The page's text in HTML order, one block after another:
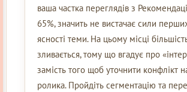
ваша частка переглядів з
65%, значить не вистачає сили
ясності теми. На цьому місці
зливається, тому що вгадує про
замість того щоб уточнити конфлікт
ролика. Пройдіть сегментацію та